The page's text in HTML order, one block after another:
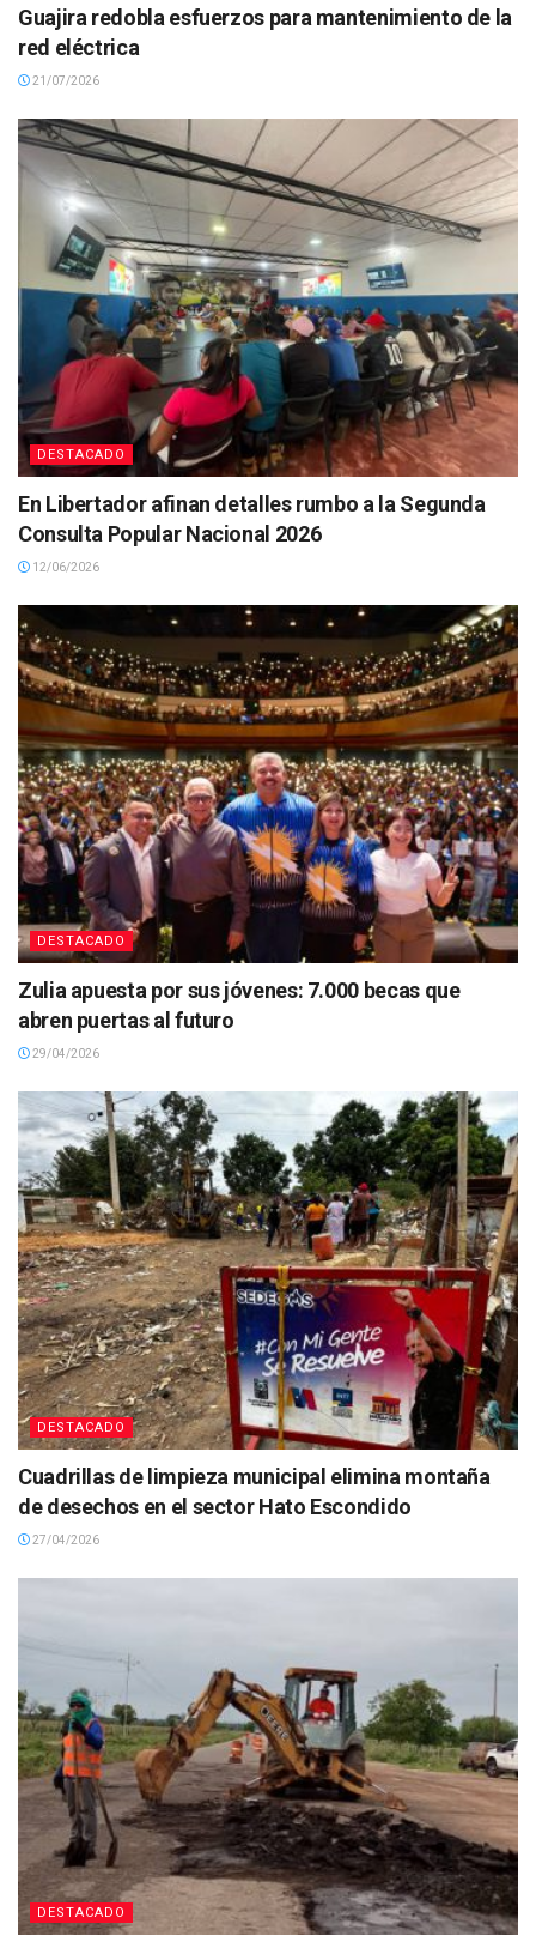
Guajira redobla esfuerzos para mantenimiento de la
red eléctrica
21/07/2026
DESTACADO
En Libertador afinan detalles rumbo a la Segunda
Consulta Popular Nacional 2026
12/06/2026
DESTACADO
Zulia apuesta por sus jóvenes: 7.000 becas que
abren puertas al futuro
29/04/2026
DESTACADO
Cuadrillas de limpieza municipal elimina montaña
de desechos en el sector Hato Escondido
27/04/2026
DESTACADO